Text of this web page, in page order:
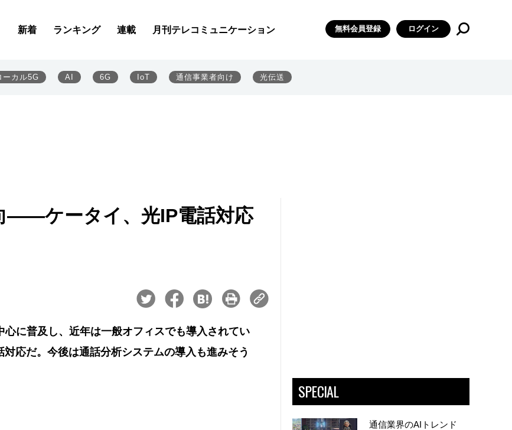
新着 ランキング 連載 月刊テレコミュニケーション 無料会員登録 ログイン
ーカル5G AI 6G IoT 通信事業者向け 光伝送
――ケータイ、光IP電話対応
に普及し、近年は一般オフィスでも導入されてい
応だ。今後は通話分析システムの導入も進みそう
SPECIAL
通信業界のAIトレンド